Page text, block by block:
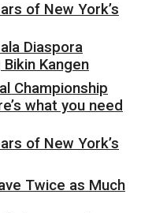
Diaspora
Kangen
of New York’s
of New York’s
Championship
what you need
Twice as Much